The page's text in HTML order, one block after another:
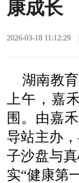
康成长
2026-03-18 11:12:29
湖南教
上午，嘉
围。由嘉
导站主办
子沙盘与
实“健康第